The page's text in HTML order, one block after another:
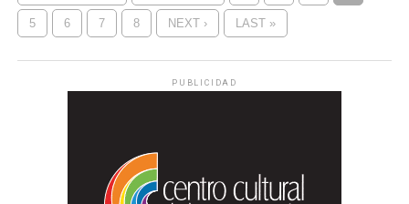
5 6 7 8 NEXT › LAST »
PUBLICIDAD